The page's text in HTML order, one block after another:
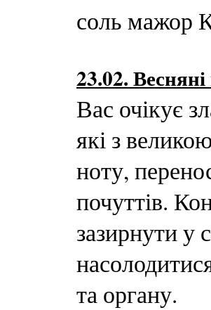
соль мажор
23.02. Весняні
Вас очікує
які з
ноту,
почуттів.
зазирнути у
та органу.